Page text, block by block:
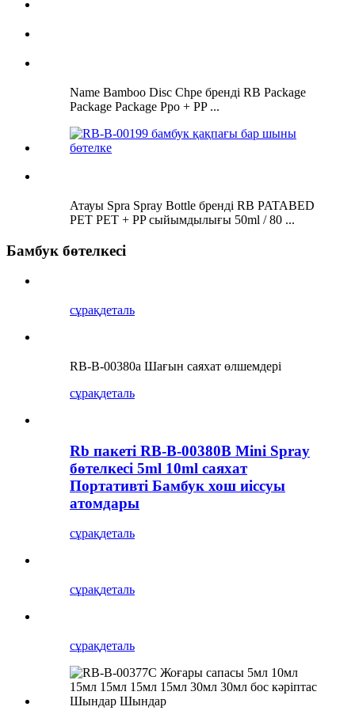
Name Bamboo Disc Chpe бренді RB Package
Package Package Ppo + PP ...
Атауы Spra Spray Bottle бренді RB PATABED
PET PET + PP сыйымдылығы 50ml / 80 ...
Бамбук бөтелкесі
сұрақдеталь
RB-B-00380a Шағын саяхат өлшемдері
сұрақдеталь
Rb пакеті RB-B-00380B Mini Spray
бөтелкесі 5ml 10ml саяхат
Портативті Бамбук хош иіссуы
атомдары
сұрақдеталь
сұрақдеталь
сұрақдеталь